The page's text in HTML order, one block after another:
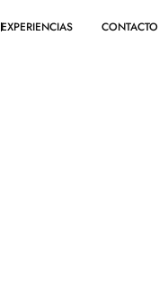
EXPERIENCIAS CONTACTO